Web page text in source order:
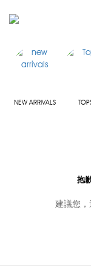
NEW ARRIVALS
抱
建議您